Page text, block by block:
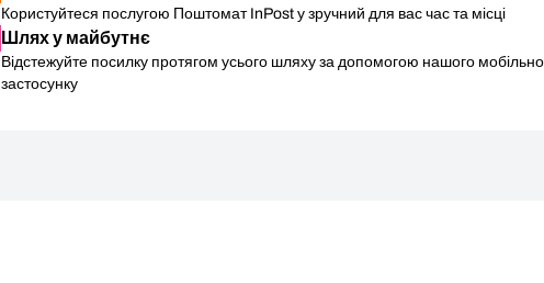
Користуйтеся послугою Поштомат InPost у зручний для вас час та місці
Шлях у майбутнє
Відстежуйте посилку протягом усього шляху за допомогою нашого
застосунку